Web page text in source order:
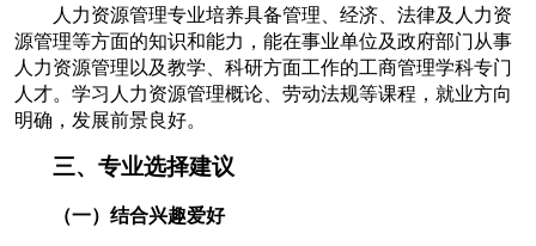
人力资源管理专业培养具备管理、经济、法律及人力资
源管理等方面的知识和能力，能在事业单位及政府部门从事
人力资源管理以及教学、科研方面工作的工商管理学科专门
人才。学习人力资源管理概论、劳动法规等课程，就业方向
明确，发展前景良好。
三、专业选择建议
（一）结合兴趣爱好